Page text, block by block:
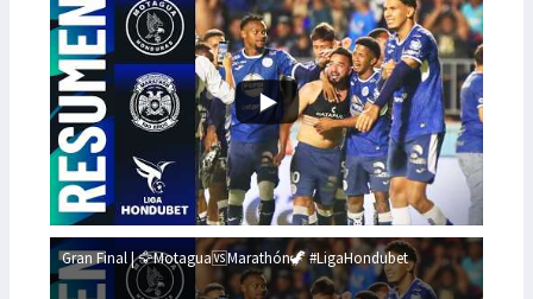
Gran Final | 🦅Motagua🆚Marathón🦖 #LigaHondubet